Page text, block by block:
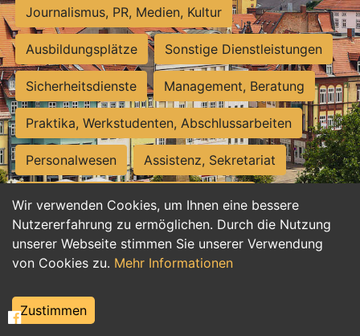
Wir verwenden Cookies, um Ihnen eine bessere
Nutzererfahrung zu ermöglichen. Durch die Nutzung
unserer Webseite stimmen Sie unserer Verwendung
von Cookies zu. Mehr Informationen
Zustimmen
Journalismus, PR, Medien, Kultur
Ausbildungsplätze Sonstige Dienstleistungen
Sicherheitsdienste Management, Beratung
Praktika, Werkstudenten, Abschlussarbeiten
Personalwesen Assistenz, Sekretariat
Hilfskräfte, Aushilfs- und Nebenjobs
Einkauf, Logistik, Materialwirtschaft
Weiterbildung, Studium, duale Ausbildung
Tourismus